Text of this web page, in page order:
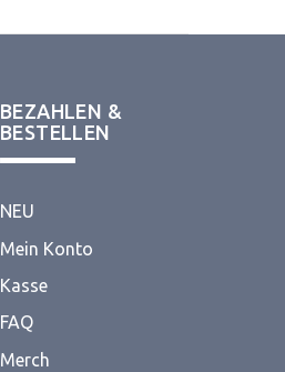
BEZAHLEN &
BESTELLEN
NEU
Mein Konto
Kasse
FAQ
Merch